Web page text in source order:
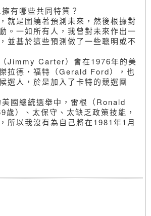
有哪些共同特質？
就是圍繞著預測未來，然後根據對
。一如所有人，我曾對未來作出一
並基於這些預測做了一些聰明或不
Jimmy Carter）會在1976年的美
拉德・福特（Gerald Ford），也
選人，於是加入了卡特的競選團
國總統選舉中，雷根（Ronald
歲）、太保守、太缺乏政策技能，
所以我沒有為自己將在1981年1月